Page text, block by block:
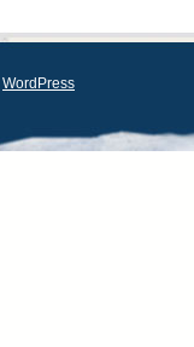
WordPress